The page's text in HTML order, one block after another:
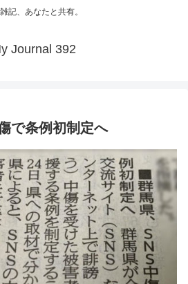
記、あなたと共有。
Journal 392
で条例初制定へ